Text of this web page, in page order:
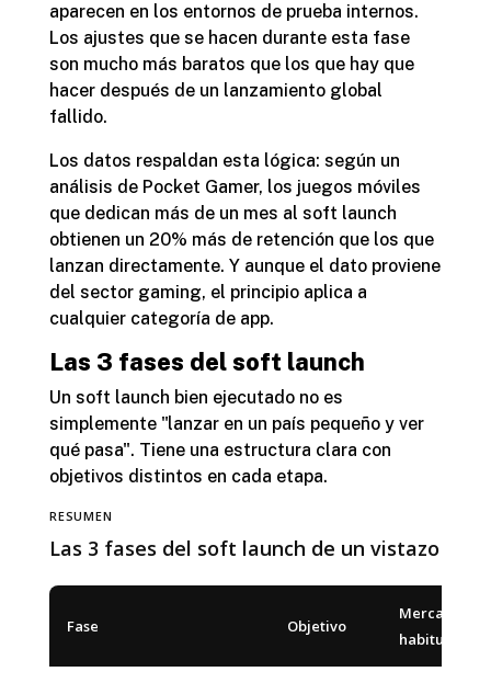
aparecen en los entornos de prueba internos.
Los ajustes que se hacen durante esta fase
son mucho más baratos que los que hay que
hacer después de un lanzamiento global
fallido.
Los datos respaldan esta lógica: según un
análisis de Pocket Gamer, los juegos móviles
que dedican más de un mes al soft launch
obtienen un 20% más de retención que los que
lanzan directamente. Y aunque el dato proviene
del sector gaming, el principio aplica a
cualquier categoría de app.
Las 3 fases del soft launch
Un soft launch bien ejecutado no es
simplemente "lanzar en un país pequeño y ver
qué pasa". Tiene una estructura clara con
objetivos distintos en cada etapa.
RESUMEN
Las 3 fases del soft launch de un vistazo
Fase Objetivo
Mercados
habituales